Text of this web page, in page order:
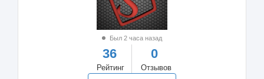
Был 2 часа назад
36
Рейтинг
0
Отзывов